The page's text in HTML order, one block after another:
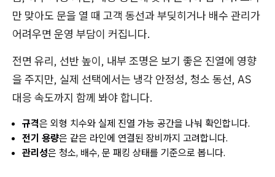
만 맞아도 문을 열 때 고객 동선과 부딪히거나 배수 관리가
어려우면 운영 부담이 커집니다.
전면 유리, 선반 높이, 내부 조명은 보기 좋은 진열에 영향
을 주지만, 실제 선택에서는 냉각 안정성, 청소 동선, AS
대응 속도까지 함께 봐야 합니다.
규격은 외형 치수와 실제 진열 가능 공간을 나눠 확인합니다.
전기 용량은 같은 라인에 연결된 장비까지 고려합니다.
관리성은 청소, 배수, 문 패킹 상태를 기준으로 봅니다.